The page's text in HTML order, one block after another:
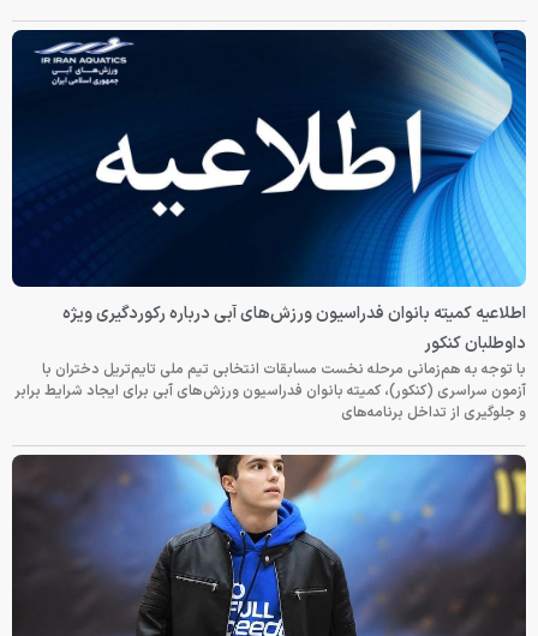
اطلاعیه کمیته بانوان فدراسیون ورزش‌های آبی درباره رکوردگیری ویژه
داوطلبان کنکور
با توجه به هم‌زمانی مرحله نخست مسابقات انتخابی تیم ملی تایم‌تریل دختران با
آزمون سراسری (کنکور)، کمیته بانوان فدراسیون ورزش‌های آبی برای ایجاد شرایط برابر
و جلوگیری از تداخل برنامه‌های